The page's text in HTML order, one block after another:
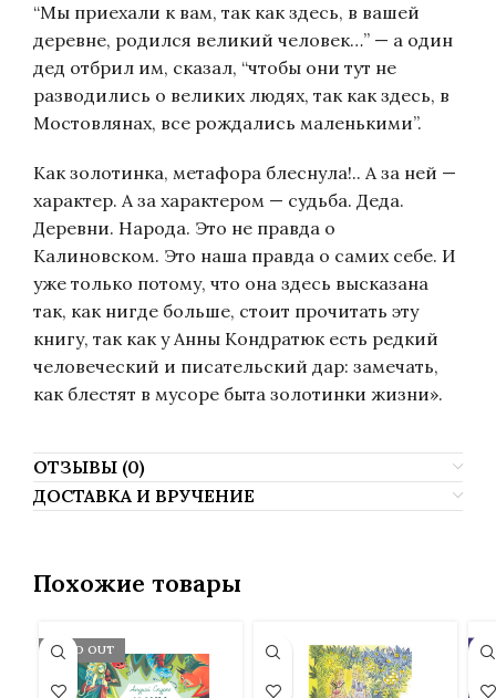
“Мы приехали к вам, так как здесь, в вашей
деревне, родился великий человек…” — а один
дед отбрил им, сказал, “чтобы они тут не
разводились о великих людях, так как здесь, в
Мостовлянах, все рождались маленькими”.
Как золотинка, метафора блеснула!.. А за ней —
характер. А за характером — судьба. Деда.
Деревни. Народа. Это не правда о
Калиновском. Это наша правда о самих себе. И
уже только потому, что она здесь высказана
так, как нигде больше, стоит прочитать эту
книгу, так как у Анны Кондратюк есть редкий
человеческий и писательский дар: замечать,
как блестят в мусоре быта золотинки жизни».
ОТЗЫВЫ (0)
ДОСТАВКА И ВРУЧЕНИЕ
Похожие товары
SOLD OUT